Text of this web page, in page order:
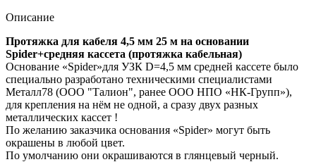
Описание
Протяжка для кабеля 4,5 мм 25 м на основании
Spider+средняя кассета (протяжка кабельная)
Основание «Spider»для УЗК D=4,5 мм средней кассете было
специально разработано техническими специалистами
Металл78 (ООО "Талион", ранее ООО НПО «НК-Групп»),
для крепления на нём не одной, а сразу двух разных
металлических кассет !
По желанию заказчика основания «Spider» могут быть
окрашены в любой цвет.
По умолчанию они окрашиваются в глянцевый черный.